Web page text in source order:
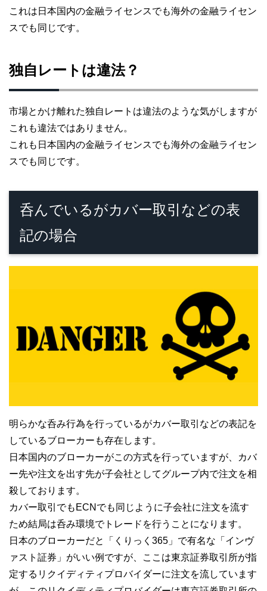
これは日本国内の金融ライセンスでも海外の金融ライセン
スでも同じです。
独自レートは違法？
市場とかけ離れた独自レートは違法のような気がしますが
これも違法ではありません。
これも日本国内の金融ライセンスでも海外の金融ライセン
スでも同じです。
呑んでいるがカバー取引などの表
記の場合
明らかな呑み行為を行っているがカバー取引などの表記を
しているブローカーも存在します。
日本国内のブローカーがこの方式を行っていますが、カバ
ー先や注文を出す先が子会社としてグループ内で注文を相
殺しております。
カバー取引でもECNでも同じように子会社に注文を流す
ため結局は呑み環境でトレードを行うことになります。
日本のブローカーだと「くりっく365」で有名な「インヴ
ァスト証券」がいい例ですが、ここは東京証券取引所が指
定するリクイディティプロバイダーに注文を流しています